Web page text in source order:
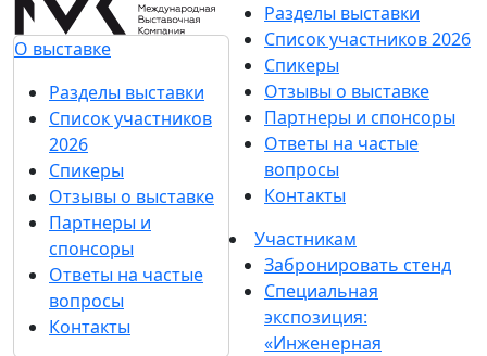
О выставке
Разделы выставки
Список участников
2026
Спикеры
Отзывы о выставке
Партнеры и
спонсоры
Ответы на частые
вопросы
Контакты
Разделы выставки
Список участников 2026
Спикеры
Отзывы о выставке
Партнеры и спонсоры
Ответы на частые
вопросы
Контакты
Участникам
Забронировать стенд
Специальная
экспозиция:
«Инженерная